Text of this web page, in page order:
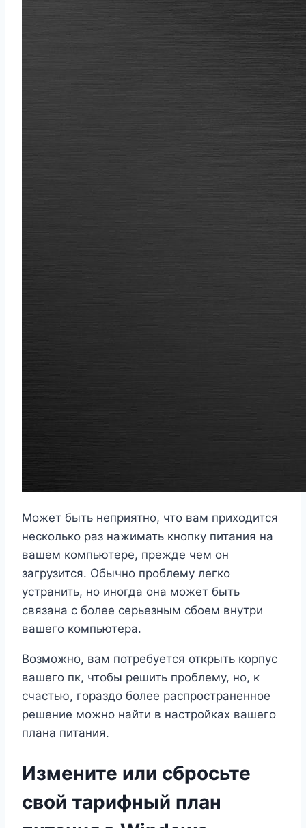
Может быть неприятно, что вам приходится
несколько раз нажимать кнопку питания на
вашем компьютере, прежде чем он
загрузится. Обычно проблему легко
устранить, но иногда она может быть
связана с более серьезным сбоем внутри
вашего компьютера.
Возможно, вам потребуется открыть корпус
вашего пк, чтобы решить проблему, но, к
счастью, гораздо более распространенное
решение можно найти в настройках вашего
плана питания.
Измените или сбросьте
свой тарифный план